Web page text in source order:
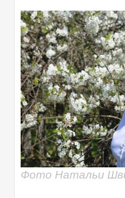
Фото Натальи